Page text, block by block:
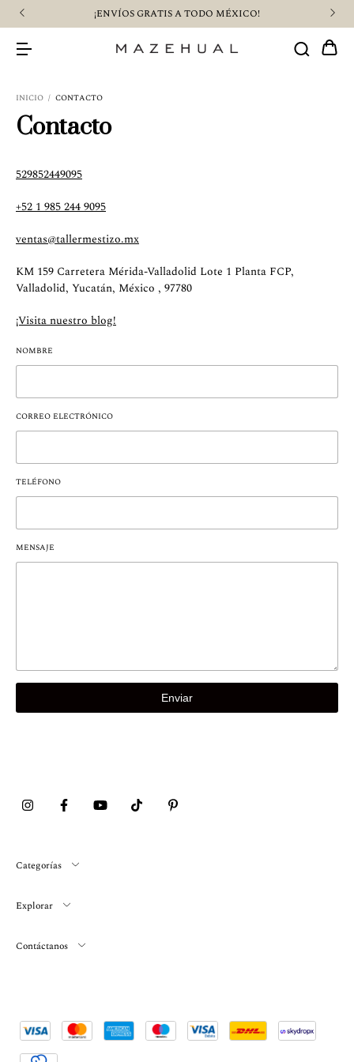
¡ENVÍOS GRATIS A TODO MÉXICO!
INICIO / CONTACTO
Contacto
529852449095
+52 1 985 244 9095
ventas@tallermestizo.mx
KM 159 Carretera Mérida-Valladolid Lote 1 Planta FCP,
Valladolid, Yucatán, México , 97780
¡Visita nuestro blog!
NOMBRE
CORREO ELECTRÓNICO
TELÉFONO
MENSAJE
Enviar
Categorías
Explorar
Contáctanos